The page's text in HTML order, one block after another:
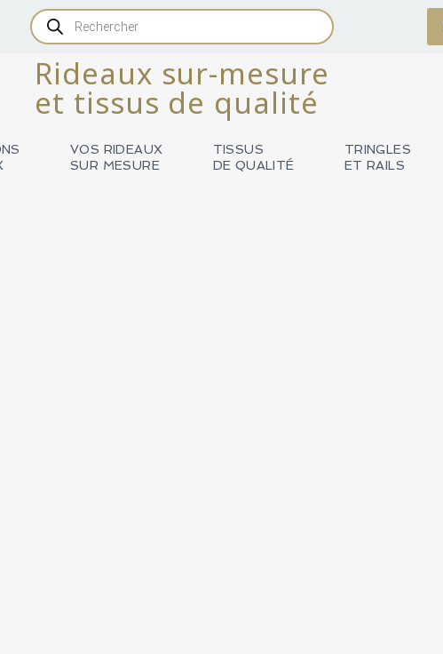
Recherche
de
produits
Rideaux sur-mesure
et tissus de qualité
VOS RIDEAUX
SUR MESURE
TISSUS
DE QUALITÉ
TRINGLES
ET RAILS